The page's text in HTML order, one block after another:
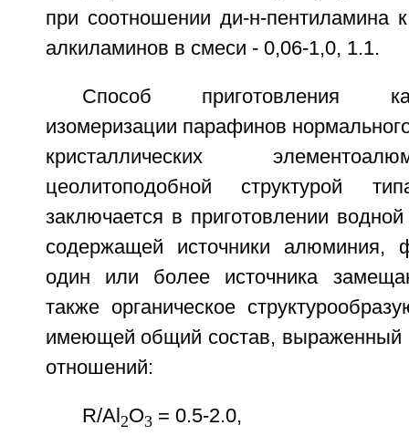
при соотношении ди-н-пентиламина
алкиламинов в смеси - 0,06-1,0, 1.1.
Способ приготовления
изомеризации парафинов
кристаллических
цеолитоподобной структурой
заключается в приготовлении
содержащей источники алюминия,
один или более источника
также органическое
имеющей общий состав, выраженный
отношений:
R/Al 2О3 = 0.5-2.0,